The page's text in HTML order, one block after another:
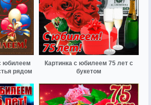
юбилеем
рядом
Картинка с юбилеем 75 лет с
букетом